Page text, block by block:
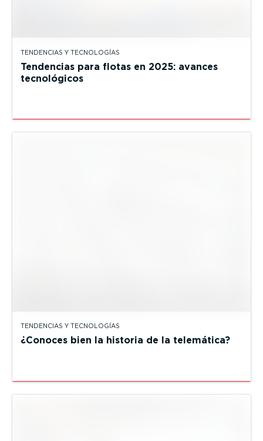
TENDENCIAS Y TECNOLOGÍAS
Tendencias para flotas en 2025: avances
tecnológicos
TENDENCIAS Y TECNOLOGÍAS
¿Conoces bien la historia de la telemática?